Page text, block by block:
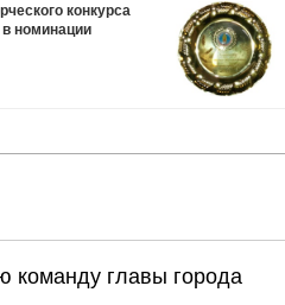
конкурса
в номинации
команду главы города